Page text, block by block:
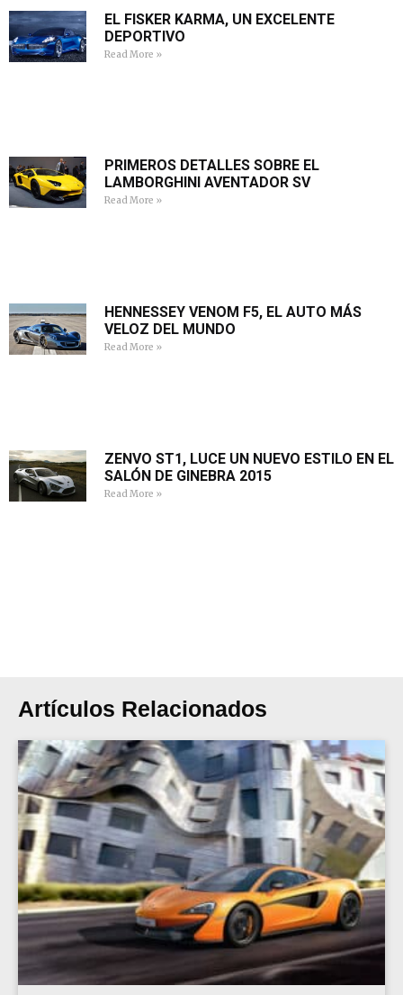
EL FISKER KARMA, UN EXCELENTE
DEPORTIVO
Read More »
PRIMEROS DETALLES SOBRE EL
LAMBORGHINI AVENTADOR SV
Read More »
HENNESSEY VENOM F5, EL AUTO MÁS
VELOZ DEL MUNDO
Read More »
ZENVO ST1, LUCE UN NUEVO ESTILO EN EL
SALÓN DE GINEBRA 2015
Read More »
Artículos Relacionados